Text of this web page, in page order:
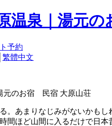
温泉｜湯元の
繁體中文
元のお宿 民宿 大原山荘
。あまりなじみがないかも
間ほど山間に入るだけで日